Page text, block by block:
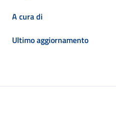
A cura di
Ultimo aggiornamento